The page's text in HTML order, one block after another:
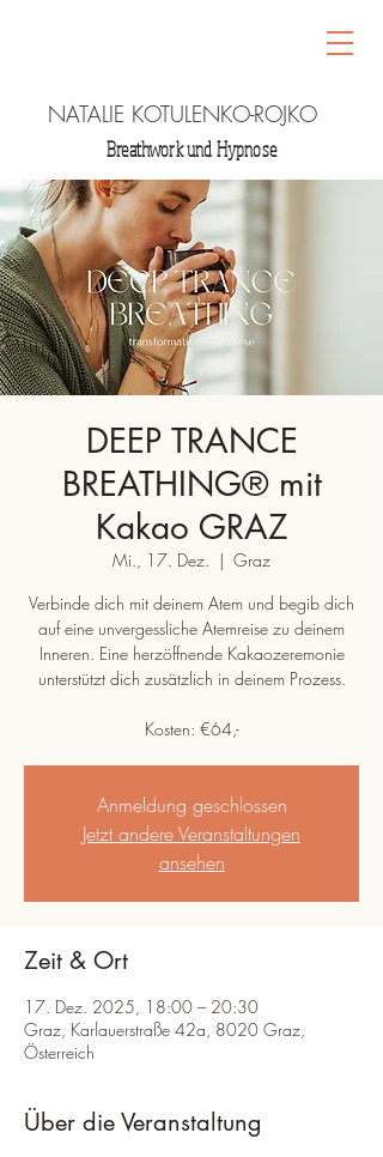
NATALIE KOTULENKO-ROJKO
Breathwork und Hypnose
DEEP TRANCE
BREATHING® mit
Kakao GRAZ
Mi., 17. Dez.
  |
Graz
Verbinde dich mit deinem Atem und begib dich
auf eine unvergessliche Atemreise zu deinem
Inneren. Eine herzöffnende Kakaozeremonie
unterstützt dich zusätzlich in deinem Prozess.
Kosten: €64,-
Anmeldung geschlossen
Jetzt andere Veranstaltungen
ansehen
Zeit & Ort
17. Dez. 2025, 18:00 – 20:30
Graz, Karlauerstraße 42a, 8020 Graz,
Österreich
Über die Veranstaltung